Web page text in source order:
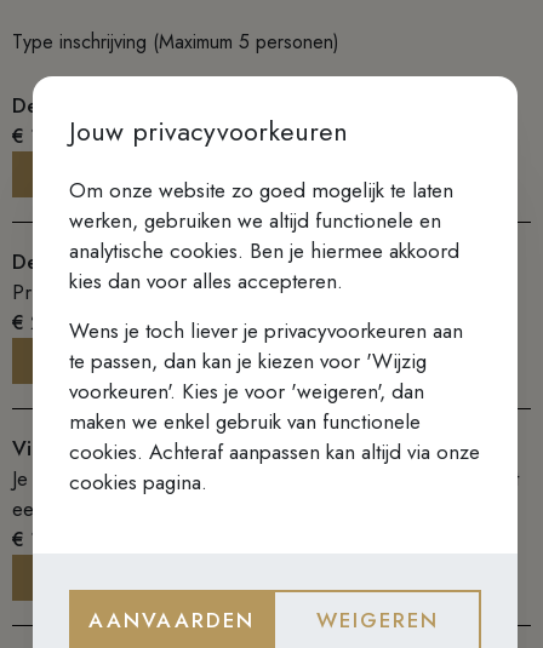
Type inschrijving (Maximum 5 personen)
Deelname ter plaatse
€ 15,00
Deelname ter plaatse (steuntarief)
Prijs met extra steun voor de Karmel
€ 25,00
+
Via streaming thuis
Je ontvangt voor aanvang van het evenement een mail met
een link waar je het evenement online kan volgen.
€ 10,00
Jouw privacyvoorkeuren
Om onze website zo goed mogelijk te laten
werken, gebruiken we altijd functionele en
analytische cookies. Ben je hiermee akkoord
kies dan voor alles accepteren.
Wens je toch liever je privacyvoorkeuren aan
te passen, dan kan je kiezen voor 'Wijzig
voorkeuren'. Kies je voor 'weigeren', dan
maken we enkel gebruik van functionele
cookies. Achteraf aanpassen kan altijd via onze
cookies pagina.
AANVAARDEN WEIGEREN